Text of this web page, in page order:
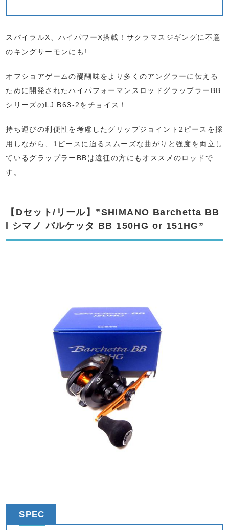
スパイラルX、ハイパワーX搭載！サクラマスジギングに不意
のキングサーモンにも!
オフショアゲームの醍醐味をより多くのアングラーに伝える
ために開発されたハイパフォーマンスロッドグラップラーBB
シリーズのLJ B63-2をチョイス！
持ち運びの利便性を考慮したグリップジョイント2ピースを採
用しながら、1ピースに迫るスムーズな曲がりと強度を両立し
ているグラップラーBBは遠征の方にもオススメのロッドで
す。
【Dセット/リール】”SHIMANO Barchetta BB
l シマノ バルケッタ BB 150HG or 151HG”
SPEC